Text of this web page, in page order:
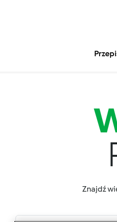
Znajdź